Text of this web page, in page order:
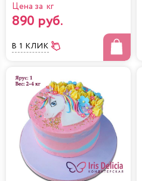
Цена за кг
890 руб.
В 1 КЛИК